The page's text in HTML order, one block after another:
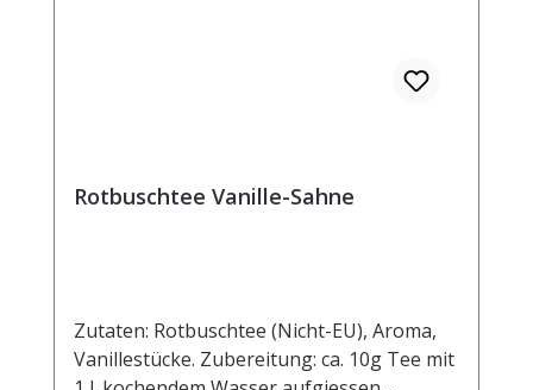
Rotbuschtee Vanille-Sahne
Zutaten: Rotbuschtee (Nicht-EU), Aroma,
Vanillestücke. Zubereitung: ca. 10g Tee mit